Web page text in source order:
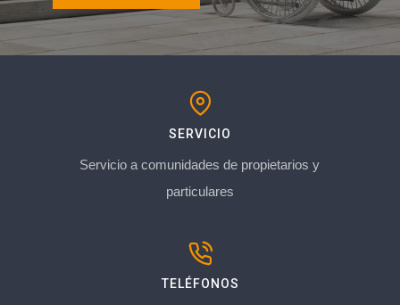
SERVICIO
Servicio a comunidades de propietarios y
particulares
TELÉFONOS